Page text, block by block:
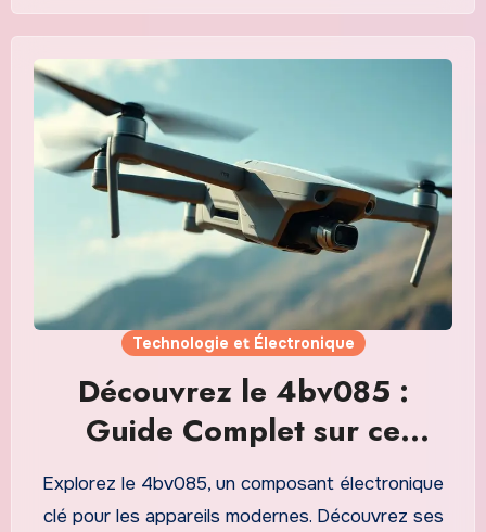
Technologie et Électronique
Découvrez le 4bv085 :
Guide Complet sur ce
Composant Électronique
Essentiel
Explorez le 4bv085, un composant électronique
clé pour les appareils modernes. Découvrez ses